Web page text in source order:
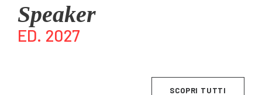
Speaker
ED. 2027
SCOPRI TUTTI